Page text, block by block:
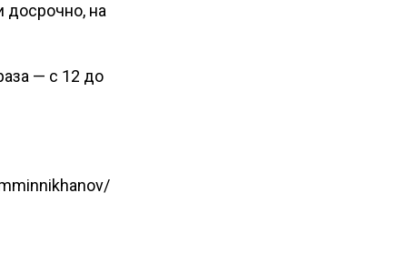
досрочно, на
— с 12 до